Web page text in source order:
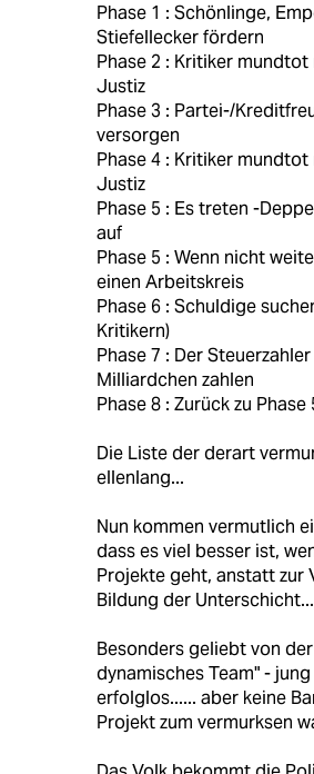
Phase 1 : Schönlinge,
Stiefellecker fördern
Phase 2 : Kritiker
Justiz
Phase 3 : Partei-/
versorgen
Phase 4 : Kritiker
Justiz
Phase 5 : Es treten -
auf
Phase 5 : Wenn nicht
einen Arbeitskreis
Phase 6 : Schuldige
Kritikern)
Phase 7 : Der
Milliardchen zahlen
Phase 8 : Zurück zu Phase
Die Liste der derart
ellenlang...
Nun kommen vermutlich
dass es viel besser ist,
Projekte geht, anstatt zur
Bildung der Unterschicht...
Besonders geliebt von
dynamisches Team" -
erfolglos...... aber keine
Projekt zum vermurksen